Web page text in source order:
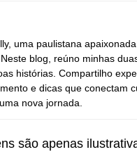
uma paulistana
blog, reúno minhas
histórias. Compartilho
e dicas que conectam
nova jornada.
são apenas